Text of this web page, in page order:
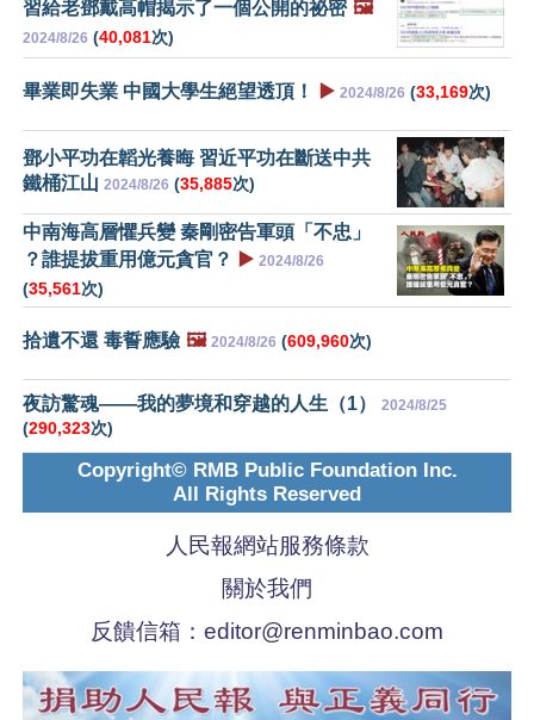
習給老鄧戴高帽揭示了一個公開的祕密 🖼️
2024/8/26 (40,081次)
畢業即失業 中國大學生絕望透頂！ ▶️ 2024/8/26 (33,169次)
鄧小平功在韜光養晦 習近平功在斷送中共
鐵桶江山 2024/8/26 (35,885次)
中南海高層懼兵變 秦剛密告軍頭「不忠」
？誰提拔重用億元貪官？
▶️ 2024/8/26
(35,561次)
拾遺不還 毒誓應驗 🖼️ 2024/8/26 (609,960次)
夜訪驚魂——我的夢境和穿越的人生（1） 2024/8/25
(290,323次)
Copyright© RMB Public Foundation Inc.
All Rights Reserved
人民報網站服務條款
關於我們
反饋信箱： editor@renminbao.com